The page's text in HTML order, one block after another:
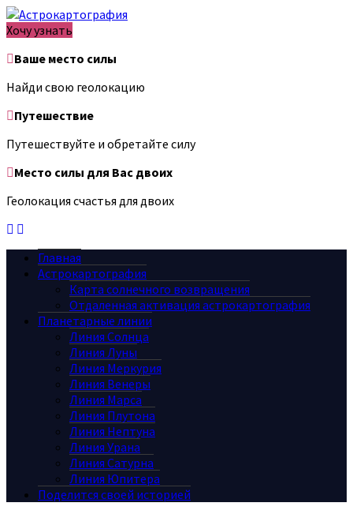
Хочу узнать
Ваше место силы
Найди свою геолокацию
Путешествие
Путешествуйте и обретайте силу
Место силы для Вас двоих
Геолокация счастья для двоих
Главная
Астрокартография
Карта солнечного возвращения
Отдаленная активация астрокартография
Планетарные линии
Линия Солнца
Линия Луны
Линия Меркурия
Линия Венеры
Линия Марса
Линия Плутона
Линия Нептуна
Линия Урана
Линия Сатурна
Линия Юпитера
Поделится своей историей